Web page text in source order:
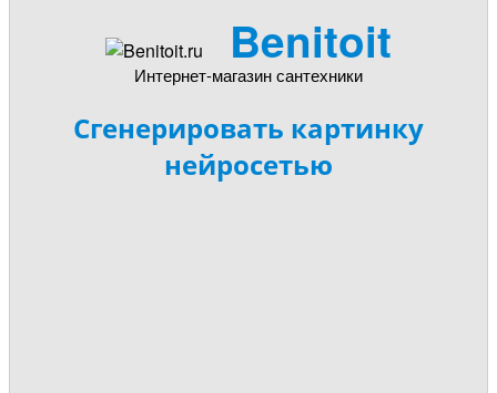
Benitoit
Интернет-магазин сантехники
Сгенерировать картинку
нейросетью